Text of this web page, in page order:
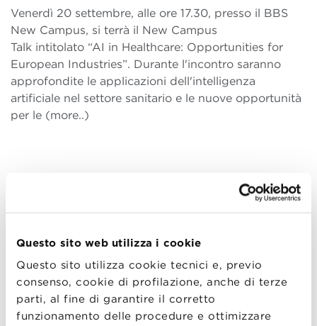
Questo sito web utilizza i cookie
Questo sito utilizza cookie tecnici e, previo
consenso, cookie di profilazione, anche di terze
parti, al fine di garantire il corretto
funzionamento delle procedure e ottimizzare
Venerdì 20 settembre, alle ore 17.30, presso il BBS
New Campus, si terrà il New Campus
Talk intitolato “AI in Healthcare: Opportunities for
European Industries”. Durante l'incontro saranno
approfondite le applicazioni dell'intelligenza
artificiale nel settore sanitario e le nuove opportunità
per le (more..)
Virtual Open Day Executive
International Master and MBAs
Giovedì 19 settembre, dalle ore 17.00, si